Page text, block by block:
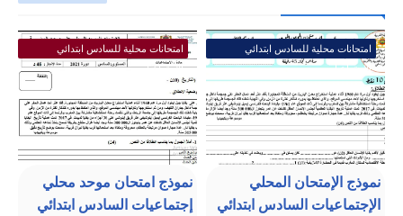
امتحانات محلية للسادس ابتدائي
الإجتماعيات
نموذج الإمتحان المحلي
الإجتماعيات السادس ابتدائي
امتحانات محلية للسادس ابتدائي
الإجتماعيات
نموذج امتحان موحد محلي
إجتماعيات السادس ابتدائي